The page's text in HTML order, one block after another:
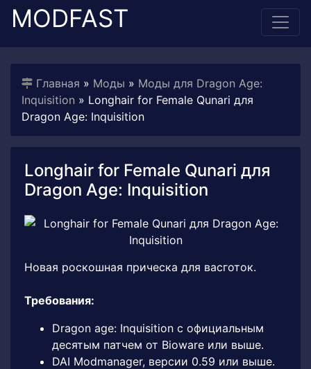
MODFAST
Главная » Моды » Моды для Dragon Age:
Inquisition » Longhair for Female Qunari для
Dragon Age: Inquisition
Longhair for Female Qunari для
Dragon Age: Inquisition
Новая роскошная прическа для васготок.
Требования:
Dragon age: Inquisition с официальным
десятым патчем от Bioware или выше.
DAI Modmanager, версии 0.59 или выше.